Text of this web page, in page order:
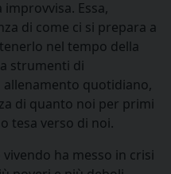
Essa,
di come ci si prepara a
nel tempo della
strumenti di
allenamento quotidiano,
di quanto noi per primi
tesa verso di noi.
ha messo in crisi